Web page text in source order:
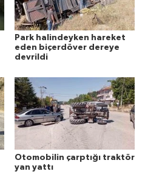
Park halindeyken hareket
eden biçerdöver dereye
devrildi
Otomobilin çarptığı traktör
yan yattı